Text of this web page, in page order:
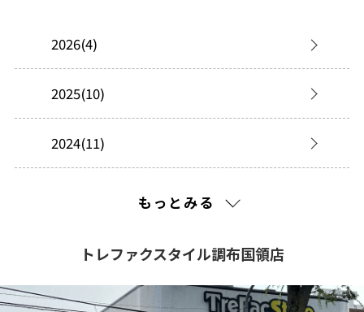
2026(4)
2025(10)
2024(11)
2021(201)
もっとみる
トレファクスタイル調布国領店